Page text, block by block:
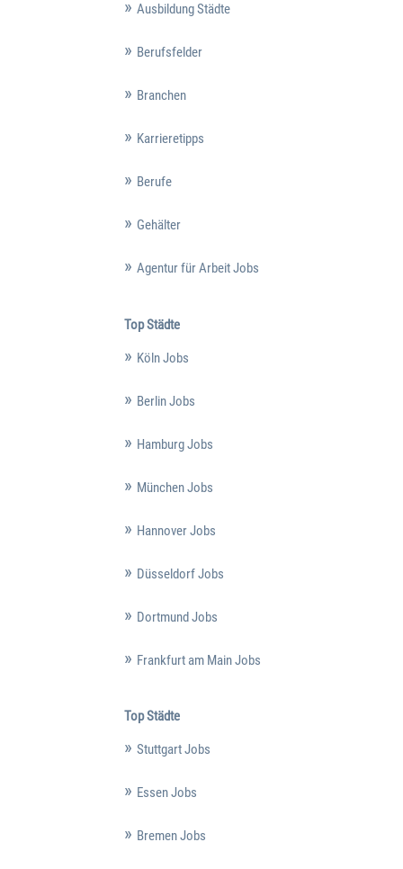
Ausbildung Städte
Berufsfelder
Branchen
Karrieretipps
Berufe
Gehälter
Agentur für Arbeit Jobs
Top Städte
Köln Jobs
Berlin Jobs
Hamburg Jobs
München Jobs
Hannover Jobs
Düsseldorf Jobs
Dortmund Jobs
Frankfurt am Main Jobs
Top Städte
Stuttgart Jobs
Essen Jobs
Bremen Jobs